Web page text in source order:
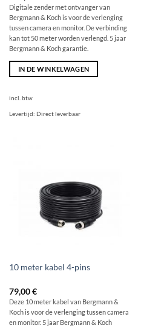
Digitale zender met ontvanger van
Bergmann & Koch is voor de verlenging
tussen camera en monitor. De verbinding
kan tot 50 meter worden verlengd. 5 jaar
Bergmann & Koch garantie.
IN DE WINKELWAGEN
incl. btw
Levertijd: Direct leverbaar
10 meter kabel 4-pins
79,00€
Deze 10 meter kabel van Bergmann &
Koch is voor de verlenging tussen camera
en monitor. 5 jaar Bergmann & Koch